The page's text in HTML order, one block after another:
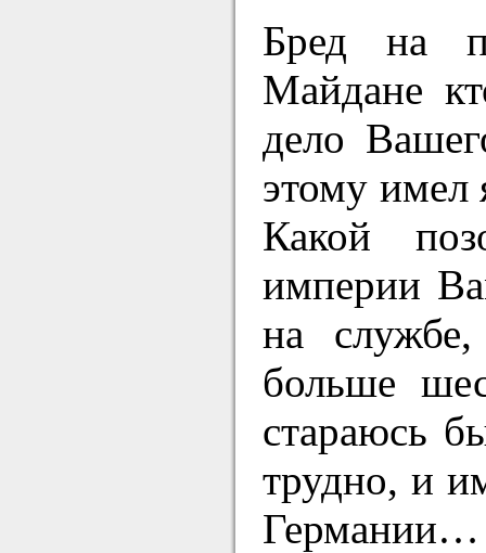
Бред на
Майдане
дело
этому имел
Какой
империи
на
больше
стараюсь
трудно, и
Германии…